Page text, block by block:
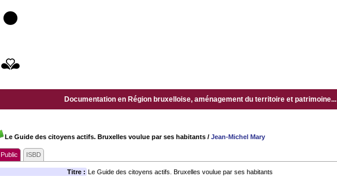
Documentation en Région bruxelloise, aménagement du territoire et patrimoine...
Le Guide des citoyens actifs. Bruxelles voulue par ses habitants / Jean-Michel Mary
Public ISBD
Titre : Le Guide des citoyens actifs. Bruxelles voulue par ses habitants